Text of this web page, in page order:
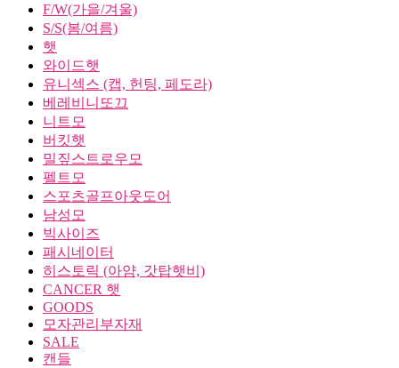
F/W(가을/겨울)
S/S(봄/여름)
햇
와이드햇
유니섹스 (캡, 헌팅, 페도라)
베레비니또끄
니트모
버킷햇
밀짚스트로우모
펠트모
스포츠골프아웃도어
남성모
빅사이즈
패시네이터
히스토릭 (아얌, 갓탑햇비)
CANCER 햇
GOODS
모자관리부자재
SALE
캔들